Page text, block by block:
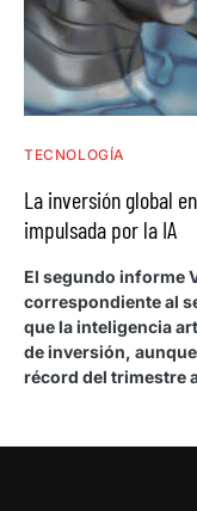
TECNOLOGÍA
La inversión global
impulsada por la IA
El segundo informe
correspondiente al
que la inteligencia
de inversión,
récord del trimestre